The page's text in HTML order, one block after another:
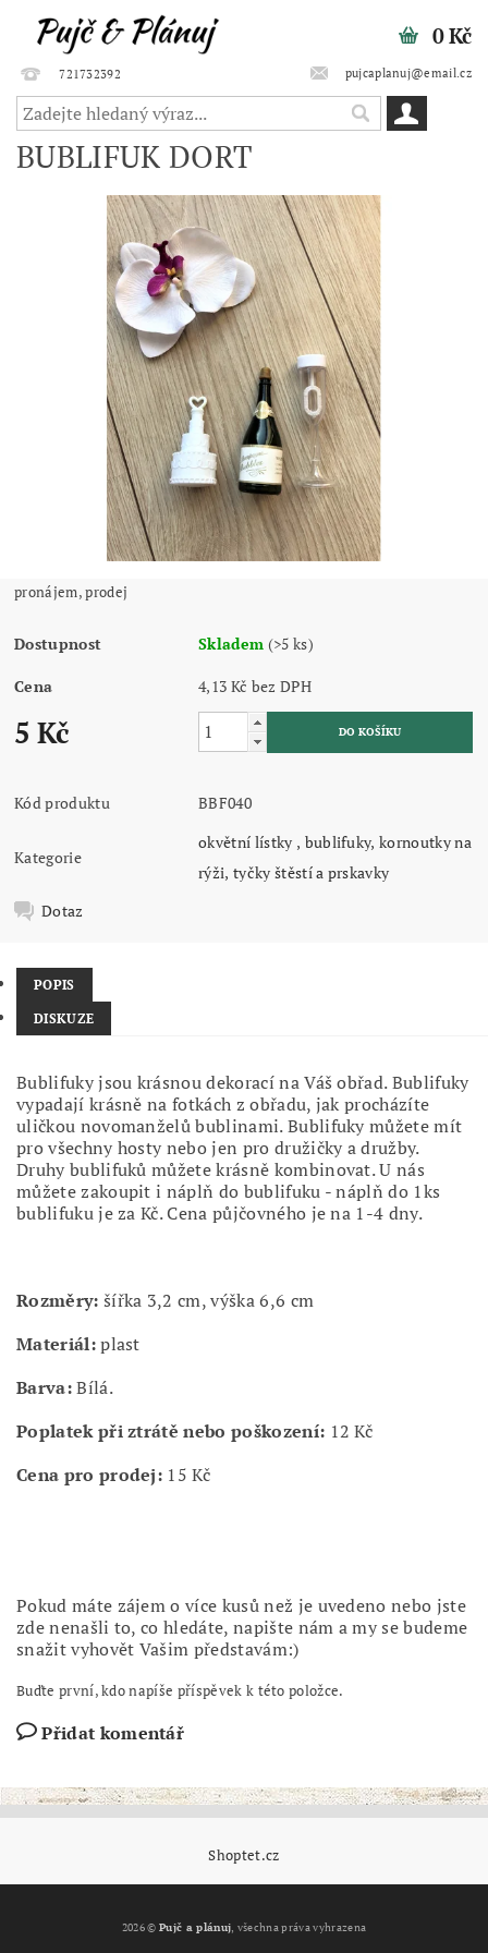
721732392 pujcaplanuj@email.cz
0 Kč
BUBLIFUK DORT
pronájem, prodej
Dostupnost Skladem (>5 ks)
Cena 4,13 Kč bez DPH
5 Kč
Kód produktu BBF040
Kategorie
okvětní lístky , bublifuky, kornoutky na
rýži, tyčky štěstí a prskavky
Dotaz
POPIS
DISKUZE
Bublifuky jsou krásnou dekorací na Váš obřad. Bublifuky
vypadají krásně na fotkách z obřadu, jak procházíte
uličkou novomanželů bublinami. Bublifuky můžete mít
pro všechny hosty nebo jen pro družičky a družby.
Druhy bublifuků můžete krásně kombinovat. U nás
můžete zakoupit i náplň do bublifuku - náplň do 1ks
bublifuku je za Kč. Cena půjčovného je na 1-4 dny.
Rozměry: šířka 3,2 cm, výška 6,6 cm
Materiál:plast
Barva:Bílá.
Poplatek při ztrátě nebo poškození: 12 Kč
Cena pro prodej: 15 Kč
Pokud máte zájem o více kusů než je uvedeno nebo jste
zde nenašli to, co hledáte, napište nám a my se budeme
snažit vyhovět Vašim představám:)
Buďte první, kdo napíše příspěvek k této položce.
Přidat komentář
Shoptet.cz
2026 ©Pujč a plánuj, všechna práva vyhrazena